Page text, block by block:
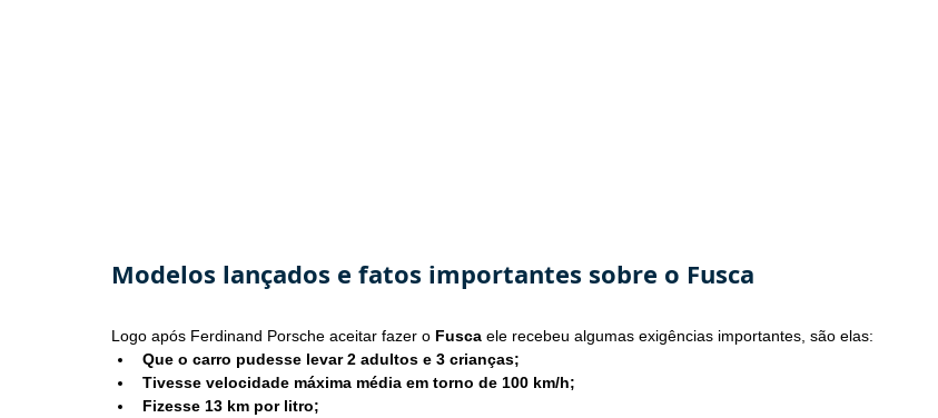
Modelos lançados e fatos importantes sobre o Fusca
Logo após Ferdinand Porsche aceitar fazer o Fusca ele recebeu algumas exigências importantes, são elas:
Que o carro pudesse levar 2 adultos e 3 crianças;
Tivesse velocidade máxima média em torno de 100 km/h;
Fizesse 13 km por litro;